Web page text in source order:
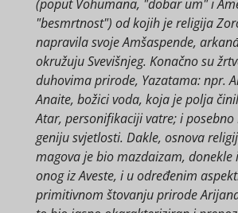
(poput Vohumana, "dobar um" i
"besmrtnost") od kojih je religija
napravila svoje Amšaspende,
okružuju Svevišnjeg. Konačno su
duhovima prirode, Yazatama: npr.
Anaite, božici voda, koja je polja
Atar, personifikaciji vatre; i
geniju svjetlosti. Dakle, osnova
magova je bio mazdaizam, donekle
onog iz Aveste, i u određenim
primitivnom štovanju prirode